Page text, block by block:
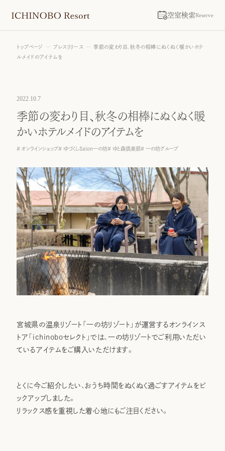
空室検索Reserve
トップページ プレスリリース
季節の変わり目、秋冬の相棒にぬくぬく暖かいホテ
ルメイドのアイテムを
2022.10.7
季節の変わり目、秋冬の相棒にぬくぬく暖
かいホテルメイドのアイテムを
オンラインショップ ゆづくしSalon一の坊 ゆと森倶楽部 一の坊グループ
宮城県の温泉リゾート「一の坊リゾート」が運営するオンラインス
トア「ichinoboセレクト」では、一の坊リゾートでご利用いただい
ているアイテムをご購入いただけます。
とくに今ご紹介したい、おうち時間をぬくぬく過ごすアイテムをピ
ックアップしました。
リラックス感を重視した着心地にもご注目ください。